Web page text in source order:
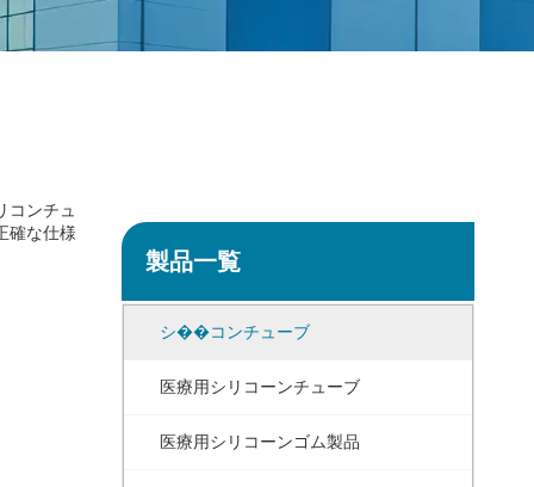
コンチュ
確な仕様
製品一覧
シ��コンチューブ
医療用シリコーンチューブ
医療用シリコーンゴム製品